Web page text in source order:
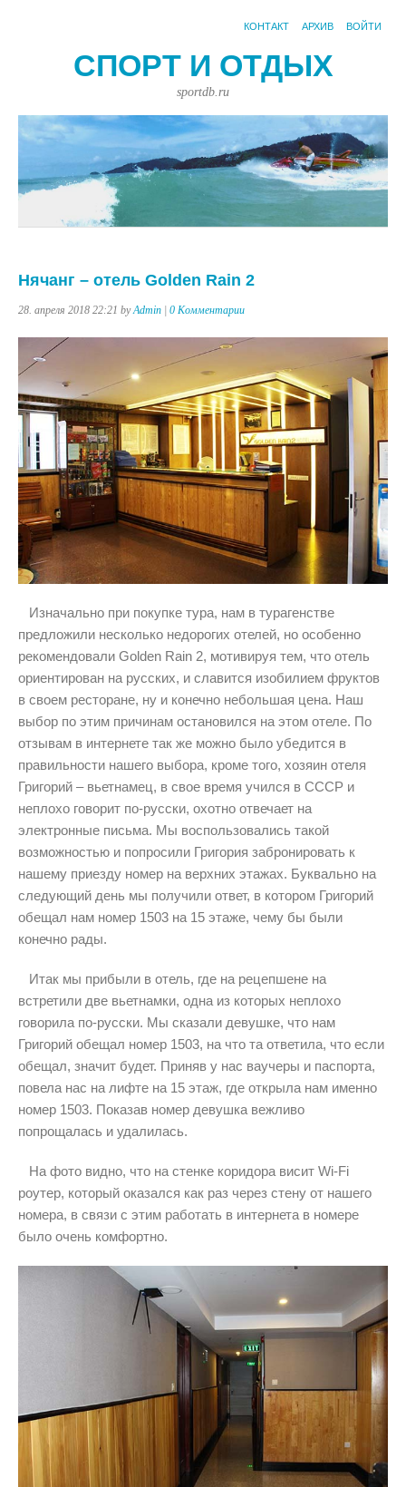
КОНТАКТ АРХИВ ВОЙТИ
СПОРТ И ОТДЫХ
sportdb.ru
Нячанг – отель Golden Rain 2
28. апреля 2018 22:21 byAdmin 0 Комментарии
Изначально при покупке тура, нам в турагенстве
предложили несколько недорогих отелей, но особенно
рекомендовали Golden Rain 2, мотивируя тем, что отель
ориентирован на русских, и славится изобилием фруктов
в своем ресторане, ну и конечно небольшая цена. Наш
выбор по этим причинам остановился на этом отеле. По
отзывам в интернете так же можно было убедится в
правильности нашего выбора, кроме того, хозяин отеля
Григорий – вьетнамец, в свое время учился в СССР и
неплохо говорит по-русски, охотно отвечает на
электронные письма. Мы воспользовались такой
возможностью и попросили Григория забронировать к
нашему приезду номер на верхних этажах. Буквально на
следующий день мы получили ответ, в котором Григорий
обещал нам номер 1503 на 15 этаже, чему бы были
конечно рады.
Итак мы прибыли в отель, где на рецепшене на
встретили две вьетнамки, одна из которых неплохо
говорила по-русски. Мы сказали девушке, что нам
Григорий обещал номер 1503, на что та ответила, что если
обещал, значит будет. Приняв у нас ваучеры и паспорта,
повела нас на лифте на 15 этаж, где открыла нам именно
номер 1503. Показав номер девушка вежливо
попрощалась и удалилась.
На фото видно, что на стенке коридора висит Wi-Fi
роутер, который оказался как раз через стену от нашего
номера, в связи с этим работать в интернета в номере
было очень комфортно.